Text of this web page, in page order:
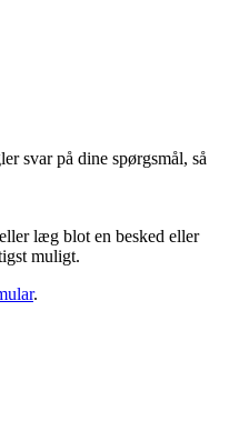
svar på dine spørgsmål, så
læg blot en besked eller
muligt.
.